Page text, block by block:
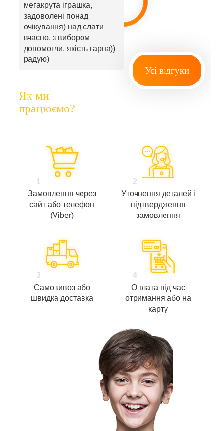
мегакрута іграшка,
задоволені понад
очікування) надіслати
вчасно, з вибором
допомогли, якість гарна))
радую)
Усі відгуки
Як ми
працюємо?
1
Замовлення через
сайт або телефон
(Viber)
2
Уточнення деталей і
підтвердження
замовлення
3
Самовивоз або
швидка доставка
4
Оплата під час
отримання або на
карту